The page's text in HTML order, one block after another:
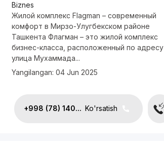
Biznes
Жилой комплекс Flagman – современный
комфорт в Мирзо-Улугбекском районе
Ташкента Флагман – это жилой комплекс
бизнес-класса, расположенный по адресу
улица Мухаммада...
Yangilangan: 04 Jun 2025
+998 (78) 140... Ko'rsatish